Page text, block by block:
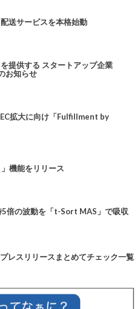
送サービスを本格始動
提供する スタートアップ企業
お知らせ
拡大に向け「Fulfillment by
機能をリリース
倍の波動を「t-Sort MAS」で吸収
プレスリリースまとめてチェック一覧